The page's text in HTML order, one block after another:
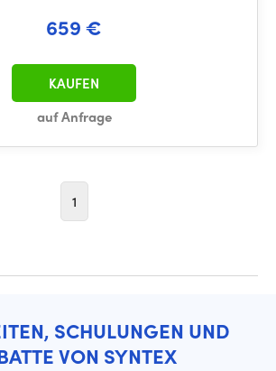
659 €
auf Anfrage
KAUFEN
1
SCHULUNGEN UND
VON SYNTEX